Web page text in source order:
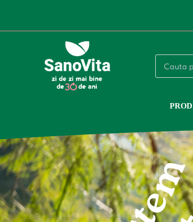
pe direcția ta cu același nivel de concentrare și după o
în ce mai bine. Și cu o Antrenoare de calibrul doamnei
și o sănătate de invidiat.